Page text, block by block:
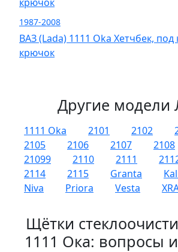
1987-2008
ВАЗ (Lada) 1111 Oka Хетчбек,
крючок
Другие модели
1111 Oka 2101 2102
2105
2106 2107 2108
21099
2110 2111
2114
2115 Granta
Niva
Priora Vesta
Щётки
1111 Ока: вопросы